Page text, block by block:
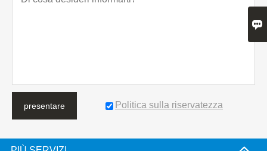
presentare Politica sulla riservatezza
